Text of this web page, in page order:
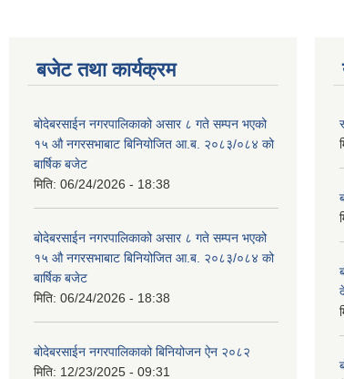
बजेट तथा कार्यक्रम
बोदेबरसाईन नगरपालिकाको असार ८ गते सम्पन भएको
१५ ‍‍‍औ नगरसभाबाट बिनियोजित आ.ब. २०८३/०८४ को
बार्षिक बजेट
मिति: 06/24/2026 - 18:38
बोदेबरसाईन नगरपालिकाको असार ८ गते सम्पन भएको
१५ ‍‍‍औ नगरसभाबाट बिनियोजित आ.ब. २०८३/०८४ को
बार्षिक बजेट
मिति: 06/24/2026 - 18:38
बोदेबरसाईन नगरपालिकाको बिनियोजन ऐन २०८२
मिति: 12/23/2025 - 09:31